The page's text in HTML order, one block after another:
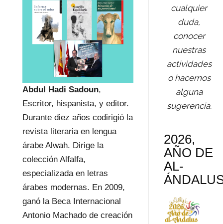
Abdul Hadi Sadoun,
Escritor, hispanista, y editor.
Durante diez años codirigió la
revista literaria en lengua
árabe Alwah. Dirige la
colección Alfalfa,
especializada en letras
árabes modernas. En 2009,
ganó la Beca Internacional
Antonio Machado de creación
cualquier
duda,
conocer
nuestras
actividades
o hacernos
alguna
sugerencia.
2026,
AÑO DE
AL-